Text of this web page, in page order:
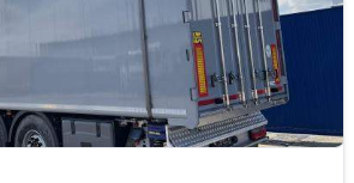
Стоимость
32 000 евро (вкл НДС). Оплата в
Точную стоимость и
складе пожалуйста уточняйте в отделе
Wielton Грузоподъемность, т: 51000
Состояние: Новое Растаможен: Да